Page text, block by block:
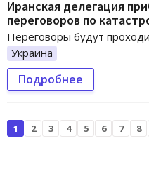
Иранская делегация
переговоров по
Переговоры будут
Украина
Подробнее
1 2 3 4 5 6 7 8